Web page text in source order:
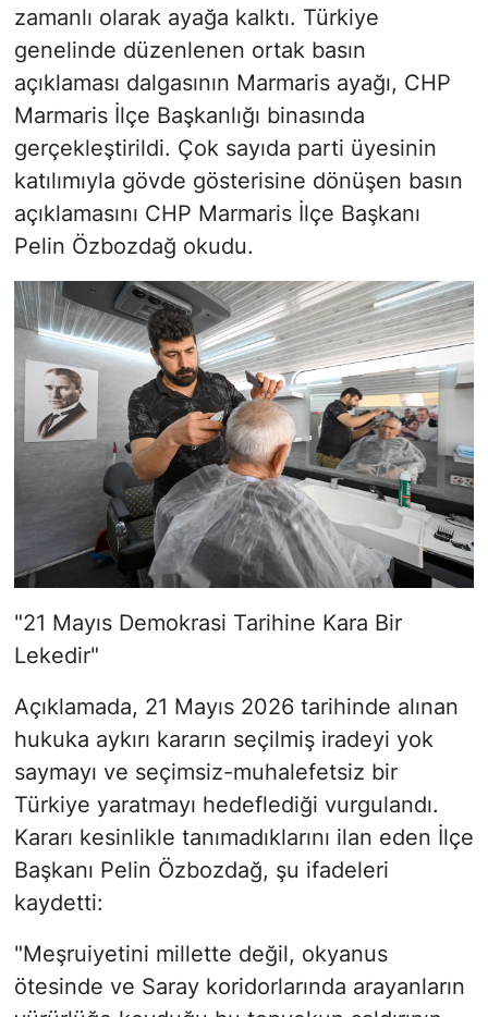
zamanlı olarak ayağa kalktı. Türkiye
genelinde düzenlenen ortak basın
açıklaması dalgasının Marmaris ayağı, CHP
Marmaris İlçe Başkanlığı binasında
gerçekleştirildi. Çok sayıda parti üyesinin
katılımıyla gövde gösterisine dönüşen basın
açıklamasını CHP Marmaris İlçe Başkanı
Pelin Özbozdağ okudu.
"21 Mayıs Demokrasi Tarihine Kara Bir
Lekedir"
Açıklamada, 21 Mayıs 2026 tarihinde alınan
hukuka aykırı kararın seçilmiş iradeyi yok
saymayı ve seçimsiz-muhalefetsiz bir
Türkiye yaratmayı hedeflediği vurgulandı.
Kararı kesinlikle tanımadıklarını ilan eden İlçe
Başkanı Pelin Özbozdağ, şu ifadeleri
kaydetti:
"Meşruiyetini millette değil, okyanus
ötesinde ve Saray koridorlarında arayanların